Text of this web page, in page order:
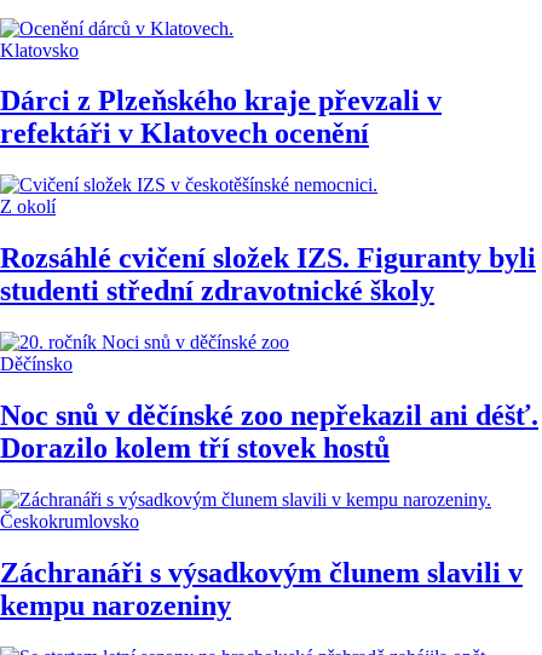
Klatovsko
Dárci z Plzeňského kraje převzali v
refektáři v Klatovech ocenění
Z okolí
Rozsáhlé cvičení složek IZS. Figuranty byli
studenti střední zdravotnické školy
Děčínsko
Noc snů v děčínské zoo nepřekazil ani déšť.
Dorazilo kolem tří stovek hostů
Českokrumlovsko
Záchranáři s výsadkovým člunem slavili v
kempu narozeniny